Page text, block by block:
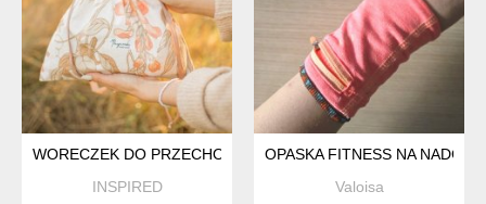
WORECZEK DO PRZECHOWYWANIA
INSPIRED
OPASKA FITNESS NA
Valoisa